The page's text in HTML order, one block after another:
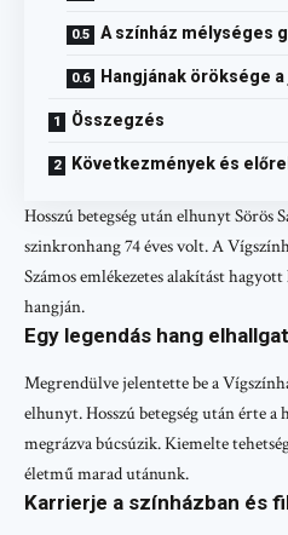
A színház mélységes
Hangjának öröksége
Összegzés
Következmények és
Hosszú betegség után elhunyt Sörös
szinkronhang 74 éves volt. A
Számos emlékezetes alakítást
hangján.
Egy legendás hang elhallgat
Megrendülve jelentette be a
elhunyt. Hosszú betegség után érte a
megrázva búcsúzik. Kiemelte
életmű marad utánunk.
Karrierje a színházban és